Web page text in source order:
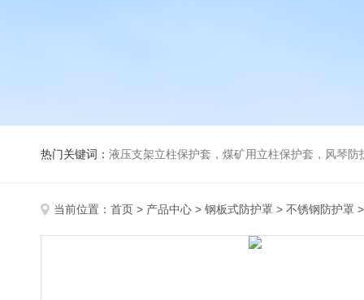
热门关键词： 液压支架立柱保护套，煤矿用立柱保护套，风琴
当前位置： 首页 > 产品中心 > 钢板式防护罩 > 不锈钢防护罩